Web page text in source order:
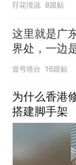
孖花境说 8跟贴
这里就是广
界处，一边
岗坪镇
壹号塔台 16跟贴
为什么香港
搭建脚手架